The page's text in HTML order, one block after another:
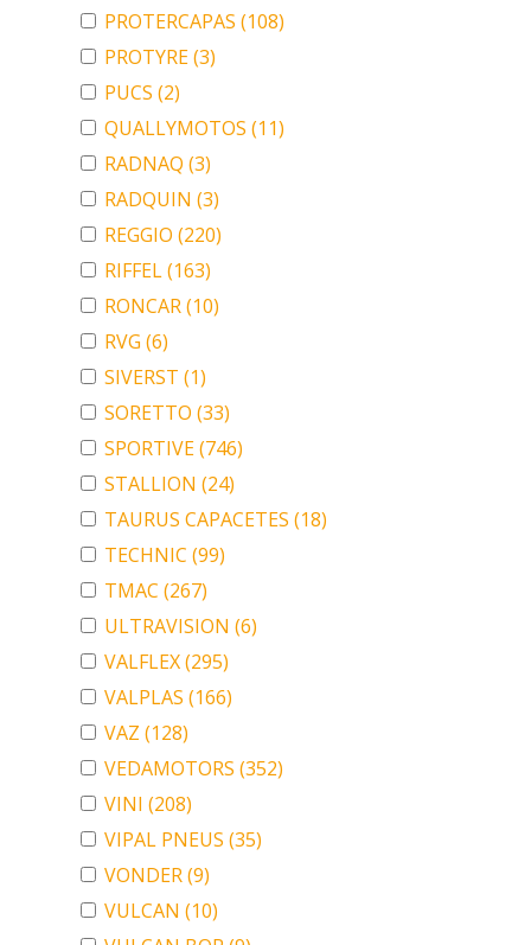
PROTERCAPAS (108)
PROTYRE(3)
PUCS (2)
QUALLYMOTOS (11)
RADNAQ (3)
RADQUIN (3)
REGGIO (220)
RIFFEL(163)
RONCAR(10)
RVG (6)
SIVERST (1)
SORETTO (33)
SPORTIVE(746)
STALLION (24)
TAURUS CAPACETES (18)
TECHNIC (99)
TMAC (267)
ULTRAVISION (6)
VALFLEX(295)
VALPLAS (166)
VAZ (128)
VEDAMOTORS (352)
VINI (208)
VIPAL PNEUS (35)
VONDER(9)
VULCAN (10)